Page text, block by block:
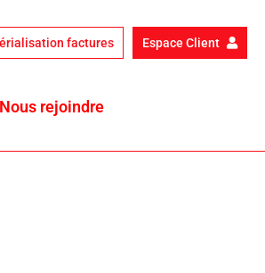
factures Espace Client
Nous rejoindre